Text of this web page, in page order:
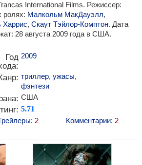
International Films. Режиссер:
ролях: Малкольм МакДауэлл,
Харрис, Скаут Тэйлор-Комптон. Дата
28 августа 2009 года в США.
Год 2009
триллер, ужасы,
фэнтези
США
5.71
2 Комментарии: 2